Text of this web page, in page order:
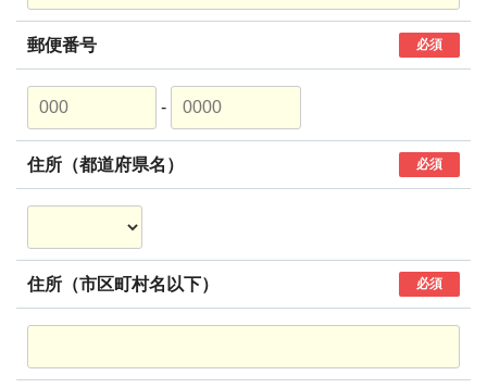
郵便番号 必須
-
住所（都道府県名） 必須
住所（市区町村名以下） 必須